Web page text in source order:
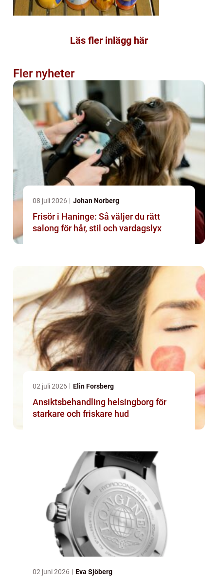
Läs fler inlägg här
Fler nyheter
08 juli 2026 Johan Norberg
Frisör i Haninge: Så väljer du rätt
salong för hår, stil och vardagslyx
02 juli 2026 Elin Forsberg
Ansiktsbehandling helsingborg för
starkare och friskare hud
02 juni 2026 Eva Sjöberg